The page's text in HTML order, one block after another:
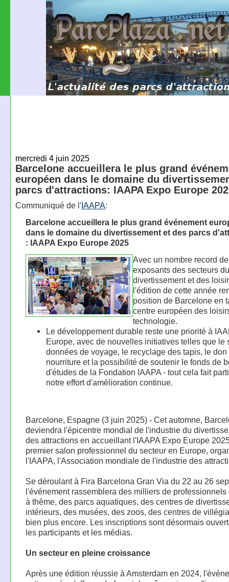
mercredi 4 juin 2025
Barcelone accueillera le plus grand
européen dans le domaine du
parcs d'attractions: IAAPA Expo Europe
Communiqué de l'IAAPA:
Barcelone accueillera le plus grand événement
dans le domaine du divertissement et des parcs
: IAAPA Expo Europe 2025
Avec un nombre record
exposants des secteurs du
divertissement et des
l'édition de cette année
position de Barcelone en
centre européen des
technologie.
Le développement durable reste une priorité à
Europe, avec de nouvelles initiatives telles que le
données de voyage, le recyclage des tapis, le don
nourriture et la possibilité de soutenir le fonds de
d'études de la Fondation IAAPA - tout cela fait
notre effort d'amélioration continue.
Barcelone, Espagne (3 juin 2025) - Cet automne,
deviendra l'épicentre mondial de l'industrie du
des attractions en accueillant l'IAAPA Expo Europe
premier salon professionnel du secteur en Europe,
l'IAAPA, l'Association mondiale de l'industrie des
Se déroulant à Fira Barcelona Gran Via du 22 au 26
l'événement rassemblera des milliers de professionnels
à thème, des parcs aquatiques, des centres de
intérieurs, des musées, des zoos, des centres de
bien plus encore. Les inscriptions sont désormais
les participants et les médias.
Un secteur en pleine croissance
Après une édition réussie à Amsterdam en 2024,